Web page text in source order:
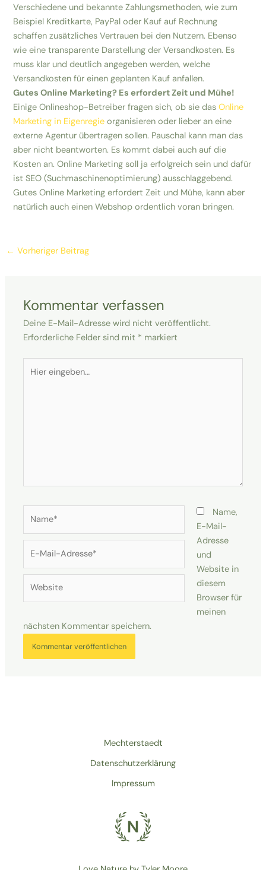
Verschiedene und bekannte Zahlungsmethoden, wie zum
Beispiel Kreditkarte, PayPal oder Kauf auf Rechnung
schaffen zusätzliches Vertrauen bei den Nutzern. Ebenso
wie eine transparente Darstellung der Versandkosten. Es
muss klar und deutlich angegeben werden, welche
Versandkosten für einen geplanten Kauf anfallen.
Gutes Online Marketing? Es erfordert Zeit und Mühe!
Einige Onlineshop-Betreiber fragen sich, ob sie dasOnline
Marketing in Eigenregie organisieren oder lieber an eine
externe Agentur übertragen sollen. Pauschal kann man das
aber nicht beantworten. Es kommt dabei auch auf die
Kosten an. Online Marketing soll ja erfolgreich sein und dafür
ist SEO (Suchmaschinenoptimierung) ausschlaggebend.
Gutes Online Marketing erfordert Zeit und Mühe, kann aber
natürlich auch einen Webshop ordentlich voran bringen.
← Vorheriger Beitrag
Kommentar verfassen
Deine E-Mail-Adresse wird nicht veröffentlicht.
Erforderliche Felder sind mit * markiert
eingeben…
Mail-
Adresse*
Name,
E-Mail-
Adresse
und
Website in
diesem
Browser für
meinen
nächsten Kommentar speichern.
Mechterstaedt
Datenschutzerklärung
Impressum